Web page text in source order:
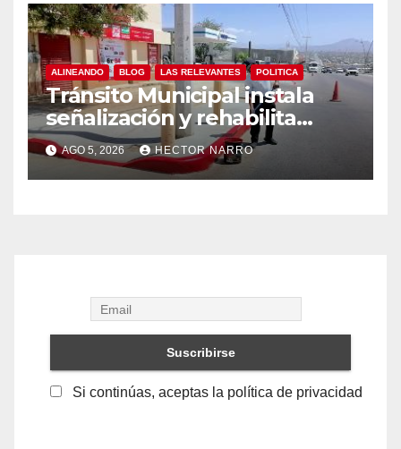
ALINEANDO BLOG LAS RELEVANTES POLITICA
Tránsito Municipal instala
señalización y rehabilita
cruces peatonales en Los
Cabos
AGO 5, 2026 HECTOR NARRO
Si continúas, aceptas la política de privacidad